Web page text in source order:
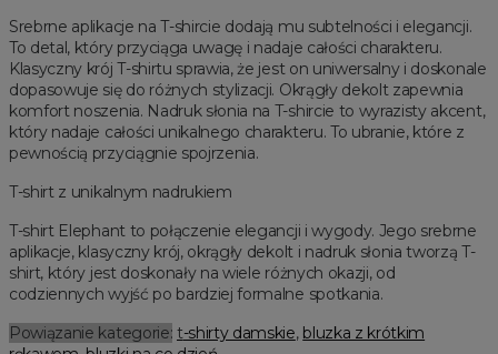
Srebrne aplikacje na T-shircie dodają mu subtelności i elegancji.
To detal, który przyciąga uwagę i nadaje całości charakteru.
Klasyczny krój T-shirtu sprawia, że jest on uniwersalny i doskonale
dopasowuje się do różnych stylizacji. Okrągły dekolt zapewnia
komfort noszenia. Nadruk słonia na T-shircie to wyrazisty akcent,
który nadaje całości unikalnego charakteru. To ubranie, które z
pewnością przyciągnie spojrzenia.
T-shirt z unikalnym nadrukiem
T-shirt Elephant to połączenie elegancji i wygody. Jego srebrne
aplikacje, klasyczny krój, okrągły dekolt i nadruk słonia tworzą T-
shirt, który jest doskonały na wiele różnych okazji, od
codziennych wyjść po bardziej formalne spotkania.
Powiązanie kategorie: t-shirty damskie, bluzka z krótkim